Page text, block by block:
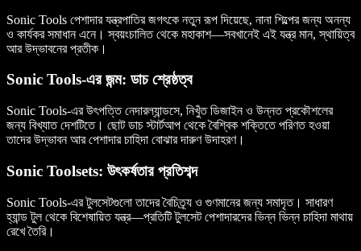
Sonic Tools পেশাদার যন্ত্রপাতির জগৎকে নতুন রূপ দিয়েছে, নানা শিল্পের জন্য অনন্য
ও কার্যকর সমাধান এনে। স্বয়ংচালিত থেকে মহাকাশ—সবখানেই এই যন্ত্র মান, স্থায়িত্ব
আর উদ্ভাবনের প্রতীক।
Sonic Tools-এর জন্ম: ডাচ শ্রেষ্ঠত্ব
Sonic Tools-এর উৎপত্তি নেদারল্যান্ডসে, নিখুঁত ডিজাইন ও উন্নত প্রকৌশলের
জন্য বিখ্যাত দেশটিতে। ছোট ডাচ স্টার্টআপ থেকে বৈশ্বিক শক্তিতে পরিণত হওয়া
তাদের উদ্ভাবন আর পেশাদার চাহিদা বোঝার দারুণ উদাহরণ।
Sonic Toolsets: উৎকর্ষতার প্রতিশব্দ
Sonic Tools-এর টুলসেটগুলো তাদের বৈচিত্র্য ও গুণমানের জন্য সমাদৃত। সাধারণ
হ্যান্ড টুল থেকে বিশেষায়িত যন্ত্র—প্রতিটি টুলসেট পেশাদারদের ভিন্ন ভিন্ন চাহিদা মাথায়
রেখে তৈরি।